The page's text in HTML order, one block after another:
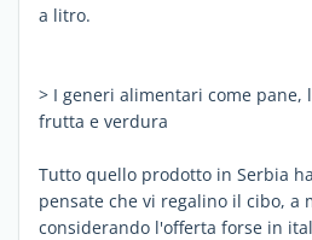
a litro.
> I generi alimentari come pane,
frutta e verdura
Tutto quello prodotto in Serbia
pensate che vi regalino il cibo, a
considerando l'offerta forse in